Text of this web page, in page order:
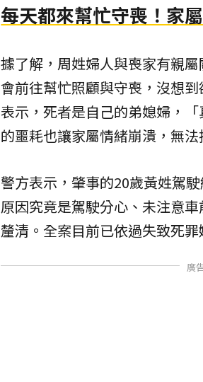
每天都來幫忙守喪！家
據了解，周姓婦人與喪家有親
會前往幫忙照顧與守喪，沒想
表示，死者是自己的弟媳婦，
的噩耗也讓家屬情緒崩潰，無
警方表示，肇事的20歲黃姓駕
原因究竟是駕駛分心、未注意
釐清。全案目前已依過失致死
廣